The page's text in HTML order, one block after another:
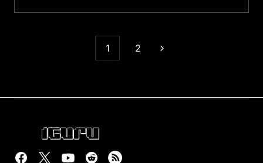
1 2